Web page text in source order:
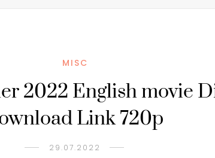
MISC
2022 English movie
Link 720p
29.07.2022